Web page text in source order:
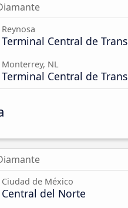
Reynosa
Terminal Central de
Monterrey, NL
Terminal Central de
Ciudad de México
Central del Norte